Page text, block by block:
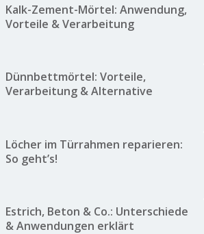
Kalk-Zement-Mörtel: Anwendung,
Vorteile & Verarbeitung
Dünnbettmörtel: Vorteile,
Verarbeitung & Alternative
Löcher im Türrahmen reparieren:
So geht’s!
Estrich, Beton & Co.: Unterschiede
& Anwendungen erklärt